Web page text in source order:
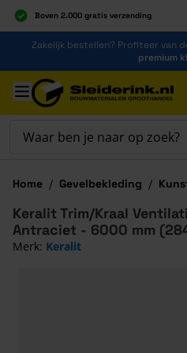
Boven 2.000 gratis verzending
Al 40 jaar dé specialist
Alles onder één dak
Ga naar de inhoud
Zakelijk bestellen? Profiteer van
premium
Ga naar hoofdinhoud
Home / Gevelbekleding /
Keralit Trim/Kraal
Antraciet - 6000 mm
Merk: Keralit